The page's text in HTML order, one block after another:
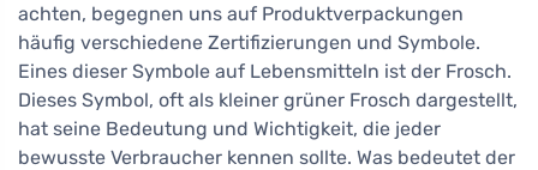
achten, begegnen uns auf Produktverpackungen
häufig verschiedene Zertifizierungen und Symbole.
Eines dieser Symbole auf Lebensmitteln ist der Frosch.
Dieses Symbol, oft als kleiner grüner Frosch dargestellt,
hat seine Bedeutung und Wichtigkeit, die jeder
bewusste Verbraucher kennen sollte. Was bedeutet der